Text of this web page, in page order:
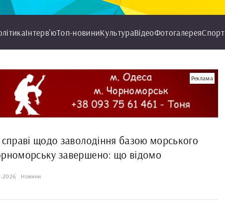
Інтерв'юТоп-новиниКультураВідеоФотогалереяСпорт
Реклама
справі щодо заволодіння базою морського
завершено: що відомо
Новини